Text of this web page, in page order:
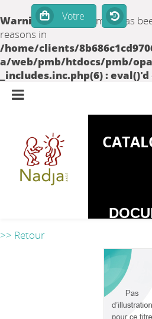
Warning: set_time_limit() has
reasons in
/home/clients/
a/web/pmb/htdocs/pmb/
_includes.inc.php(6) : eval()'d
>> Retour